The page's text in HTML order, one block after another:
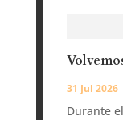
31 Jul 2026
Durante